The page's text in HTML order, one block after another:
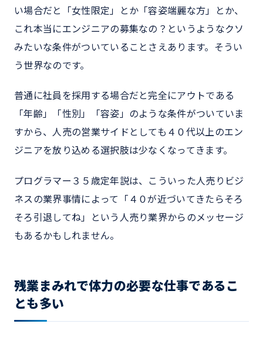
い場合だと「女性限定」とか「容姿端麗な方」とか、
これ本当にエンジニアの募集なの？というようなクソ
みたいな条件がついていることさえあります。そうい
う世界なのです。
普通に社員を採用する場合だと完全にアウトである
「年齢」「性別」「容姿」のような条件がついていま
すから、人売の営業サイドとしても４０代以上のエン
ジニアを放り込める選択肢は少なくなってきます。
プログラマー３５歳定年説は、こういった人売りビジ
ネスの業界事情によって「４０が近づいてきたらそろ
そろ引退してね」という人売り業界からのメッセージ
もあるかもしれません。
残業まみれで体力の必要な仕事であるこ
とも多い